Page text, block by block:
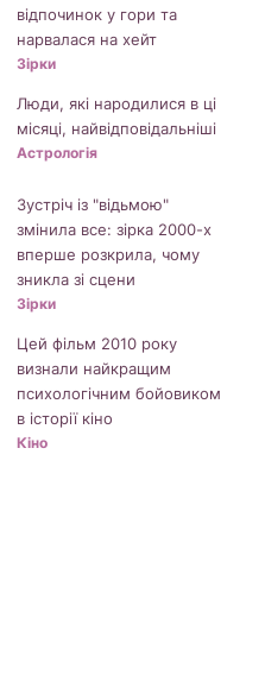
відпочинок у гори та
нарвалася на хейт
Зірки
Люди, які народилися в ці
місяці, найвідповідальніші
Астрологія
Зустріч із "відьмою"
змінила все: зірка 2000-х
вперше розкрила, чому
зникла зі сцени
Зірки
Цей фільм 2010 року
визнали найкращим
психологічним бойовиком
в історії кіно
Кіно